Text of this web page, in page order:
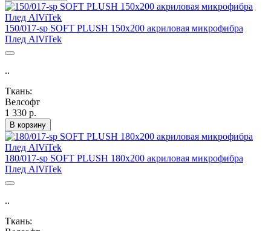
150/017-sp SOFT PLUSH 150х200 акриловая микрофибра
Плед AlViTek
..
Ткань:
Велсофт
1 330 р.
В корзину
180/017-sp SOFT PLUSH 180х200 акриловая микрофибра
Плед AlViTek
..
Ткань: